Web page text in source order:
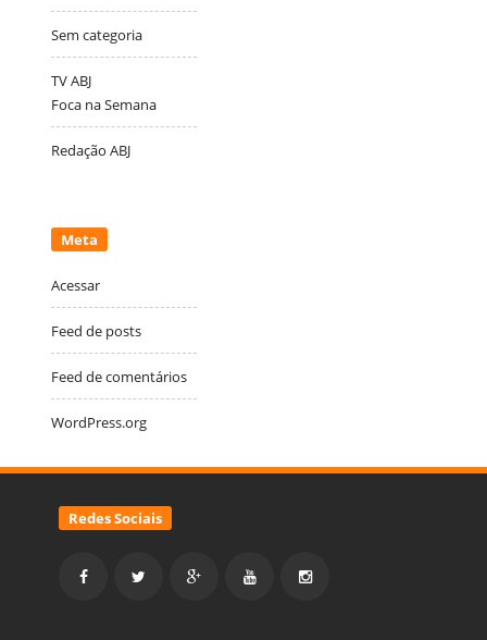
Sem categoria
TV ABJ
Foca na Semana
Redação ABJ
Meta
Acessar
Feed de posts
Feed de comentários
WordPress.org
Redes Sociais